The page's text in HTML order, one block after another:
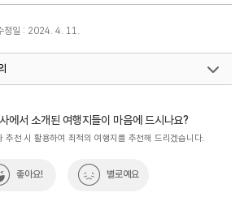
정일 : 2024. 4. 11.
에서 소개된 여행지들이 마음에 드시나요?
추천 시 활용하여 최적의 여행지를 추천해 드리겠습니다.
좋아요! 별로예요